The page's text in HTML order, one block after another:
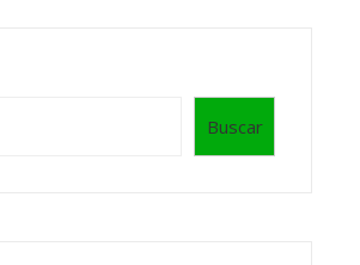
Buscar